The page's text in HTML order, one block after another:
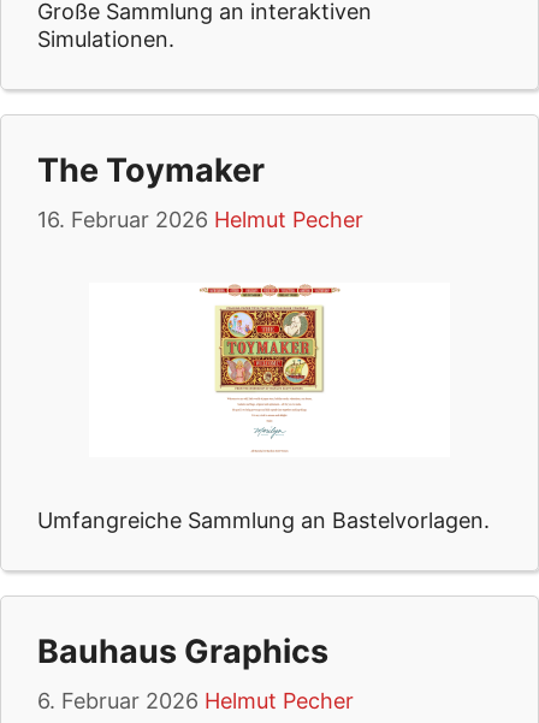
Große Sammlung an interaktiven
Simulationen.
The Toymaker
16. Februar 2026 Helmut Pecher
Umfangreiche Sammlung an Bastelvorlagen.
Bauhaus Graphics
6. Februar 2026 Helmut Pecher